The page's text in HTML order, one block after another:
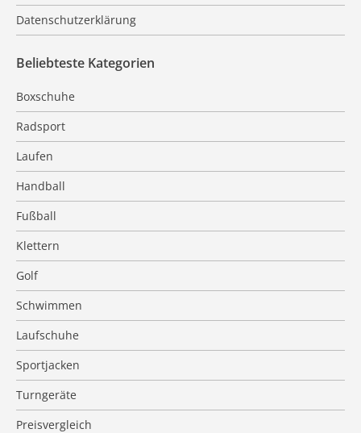
Datenschutzerklärung
Beliebteste Kategorien
Boxschuhe
Radsport
Laufen
Handball
Fußball
Klettern
Golf
Schwimmen
Laufschuhe
Sportjacken
Turngeräte
Preisvergleich